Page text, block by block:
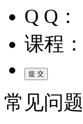
Q Q：
课程：
常见问题